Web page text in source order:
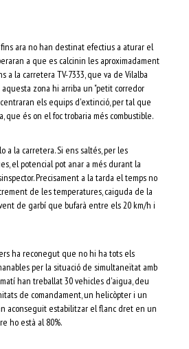
ara no han destinat efectius a aturar el
a que es calcinin les aproximadament
a la carretera TV-7333, que va de Vilalba
aquesta zona hi arriba un "petit corredor
els equips d'extinció, per tal que
que és on el foc trobaria més combustible.
a la carretera. Si ens saltés, per les
el potencial pot anar a més durant la
Precisament a la tarda el temps no
de les temperatures, caiguda de la
de garbí que bufarà entre els 20 km/h i
ha reconegut que no hi ha tots els
per la situació de simultaneïtat amb
han treballat 30 vehicles d'aigua, deu
de comandament, un helicòpter i un
aconseguit estabilitzar el flanc dret en un
ho està al 80%.